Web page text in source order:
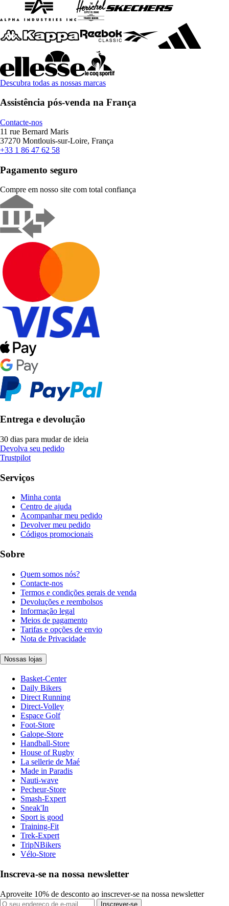
Descubra todas as nossas marcas
Assistência pós-venda na França
Contacte-nos
11 rue Bernard Maris
37270 Montlouis-sur-Loire, França
+33 1 86 47 62 58
Pagamento seguro
Compre em nosso site com total confiança
Entrega e devolução
30 dias para mudar de ideia
Devolva seu pedido
Trustpilot
Serviços
Minha conta
Centro de ajuda
Acompanhar meu pedido
Devolver meu pedido
Códigos promocionais
Sobre
Quem somos nós?
Contacte-nos
Termos e condições gerais de venda
Devoluções e reembolsos
Informação legal
Meios de pagamento
Tarifas e opções de envio
Nota de Privacidade
Nossas lojas
Basket-Center
Daily Bikers
Direct Running
Direct-Volley
Espace Golf
Foot-Store
Galope-Store
Handball-Store
House of Rugby
La sellerie de Maé
Made in Paradis
Nauti-wave
Pecheur-Store
Smash-Expert
Sneak'In
Sport is good
Training-Fit
Trek-Expert
TripNBikers
Vélo-Store
Inscreva-se na nossa newsletter
Aproveite 10% de desconto ao inscrever-se na nossa newsletter
Inscrever-se